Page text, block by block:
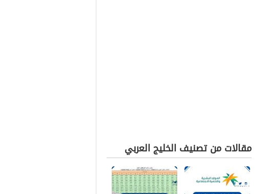
مقالات من تصنيف الخليج العربي